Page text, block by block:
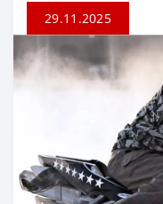
29.11.2025